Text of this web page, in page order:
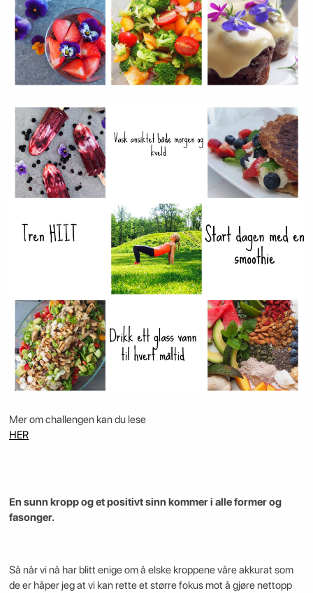
Mer om challengen kan du lese
HER
En sunn kropp og et positivt sinn kommer i alle former og
fasonger.
Så når vi nå har blitt enige om å elske kroppene våre akkurat som
de er håper jeg at vi kan rette et større fokus mot å gjøre nettopp